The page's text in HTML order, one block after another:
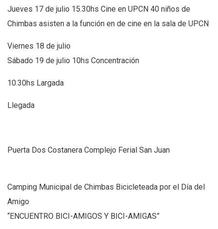
Jueves 17 de julio 15.30hs Cine en UPCN 40 niños de
Chimbas asisten a la función en de cine en la sala de UPCN
Viernes 18 de julio
Sábado 19 de julio 10hs Concentración
10.30hs Largada
Llegada
Puerta Dos Costanera Complejo Ferial San Juan
Camping Municipal de Chimbas Bicicleteada por el Día del
Amigo
“ENCUENTRO BICI-AMIGOS Y BICI-AMIGAS”